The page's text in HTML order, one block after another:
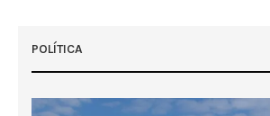
POLÍTICA